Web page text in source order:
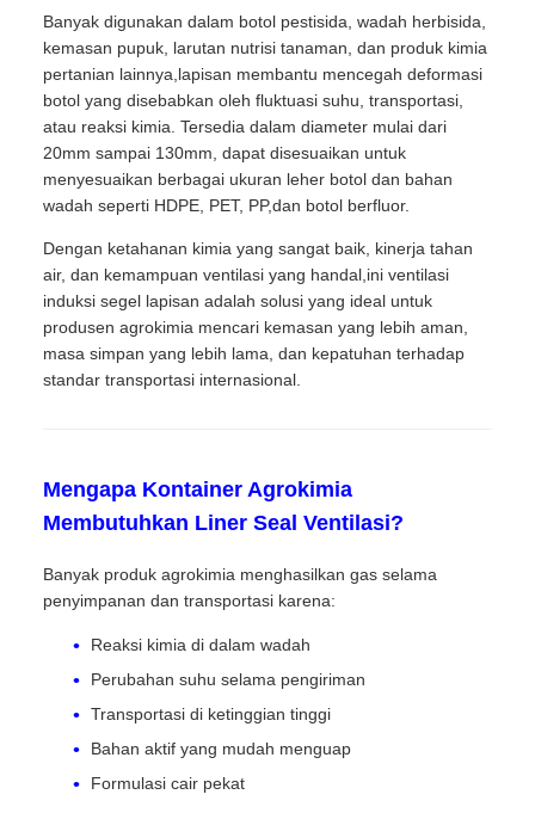
Banyak digunakan dalam botol pestisida, wadah herbisida,
kemasan pupuk, larutan nutrisi tanaman, dan produk kimia
pertanian lainnya,lapisan membantu mencegah deformasi
botol yang disebabkan oleh fluktuasi suhu, transportasi,
atau reaksi kimia. Tersedia dalam diameter mulai dari
20mm sampai 130mm, dapat disesuaikan untuk
menyesuaikan berbagai ukuran leher botol dan bahan
wadah seperti HDPE, PET, PP,dan botol berfluor.
Dengan ketahanan kimia yang sangat baik, kinerja tahan
air, dan kemampuan ventilasi yang handal,ini ventilasi
induksi segel lapisan adalah solusi yang ideal untuk
produsen agrokimia mencari kemasan yang lebih aman,
masa simpan yang lebih lama, dan kepatuhan terhadap
standar transportasi internasional.
Mengapa Kontainer Agrokimia
Membutuhkan Liner Seal Ventilasi?
Banyak produk agrokimia menghasilkan gas selama
penyimpanan dan transportasi karena:
Reaksi kimia di dalam wadah
Perubahan suhu selama pengiriman
Transportasi di ketinggian tinggi
Bahan aktif yang mudah menguap
Formulasi cair pekat